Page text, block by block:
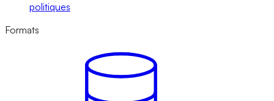
politiques
Formats